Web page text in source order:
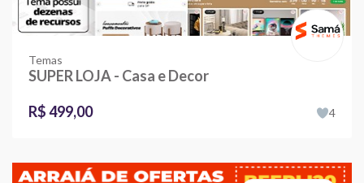
Temas
SUPER LOJA - Casa e Decor
R$ 499,00
4